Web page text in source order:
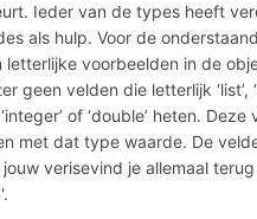
Ieder van de types heeft
als hulp. Voor de
voorbeelden in de
geen velden die letterlijk ‘list’,
‘integer’ of ‘double’ heten. Deze
met dat type waarde. De
verisevind je allemaal